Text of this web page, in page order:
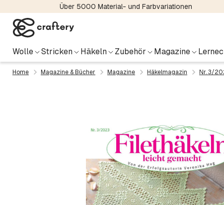
Über 5000 Material- und Farbvariationen
Wolle Stricken Häkeln Zubehör Magazine
Home Magazine & Bücher Magazine Häkelmagazin Nr. 3/